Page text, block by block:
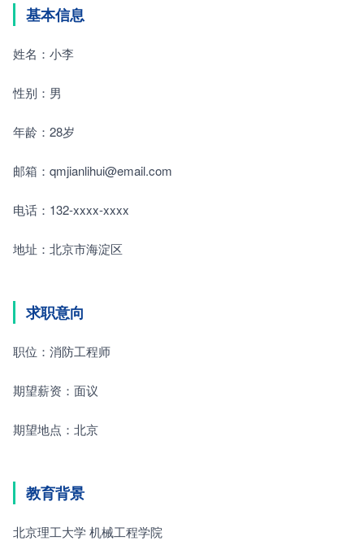
基本信息
姓名：小李
性别：男
年龄：28岁
邮箱：qmjianlihui@email.com
电话：132-xxxx-xxxx
地址：北京市海淀区
求职意向
职位：消防工程师
期望薪资：面议
期望地点：北京
教育背景
北京理工大学 机械工程学院